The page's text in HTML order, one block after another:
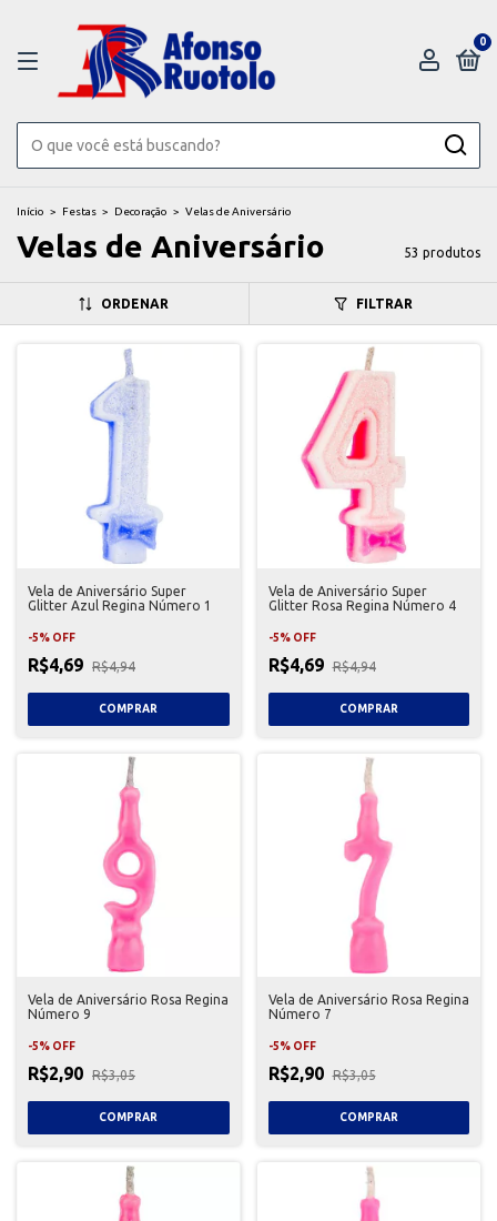
0
Início > Festas > Decoração > Velas de Aniversário
Velas de Aniversário 53 produtos
ORDENAR FILTRAR
Vela de Aniversário Super
Glitter Azul Regina Número 1
-5% OFF
R$4,69 R$4,94
Vela de Aniversário Super
Glitter Rosa Regina Número 4
-5% OFF
R$4,69 R$4,94
Vela de Aniversário Rosa Regina
Número 9
-5% OFF
R$2,90 R$3,05
Vela de Aniversário Rosa Regina
Número 7
-5% OFF
R$2,90 R$3,05